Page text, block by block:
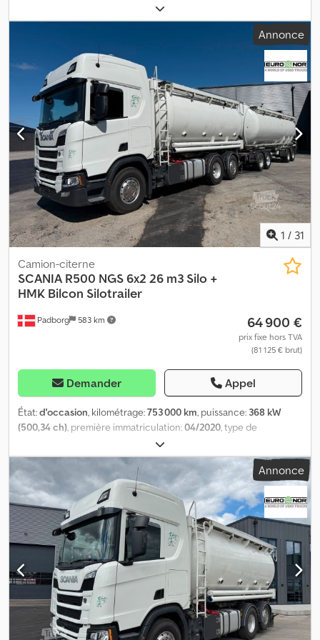
32 000 kg
d'engrenage:mécanique, classe d'émission:Euro 3, Équipement:
, - Retarder - Boîte manuelle - Benne silo
Suspension : Lames de ressort Dwsdjy U Thqepfx Agysa
Annonce
1 / 31
Padborg 583 km
Camion-citerne
SCANIA R500 NGS 6x2 26 m3 Silo +
HMK Bilcon Silotrailer
64 900 €
prix fixe hors TVA
(81 125 € brut)
Demander Appel
État:d'occasion, kilométrage:753 000 km, puissance: 368 kW
(500,34 ch), première immatriculation:04/2020, type de
26 000 kg
essieux, couleur:blanc, type d'engrenage:automatique, classe
d'émission:
, Année de construction: 2020 , Équipement:
ABS, chauffage de stationnement, climatisation, Fabricant :
Scania Modèle : R500 NGS CR20H 6x2 26 m3 Silo Année : 2020
État : Bon Numéro de série : YS2R6X20005582845 Réf. n° : 978129
Djdpfxezayl Ej Agyowa Date d’immatriculation : 15-04-2020
Puissance : 500 ch Kilométrage : 753000 km Boîte de vitesses :
Opticruise GRS905R Norme Euro : 6 Réservoir diesel : 1 Capacité
du réservoir : 500 L Caméra de recul : ? Chauffage cabine : ?
Climatisation : ? Nombre de couchages : 1 Type de cabine : CR20H
Sièges en cuir : ? Radio : ? Réfrigérateur : ? Talkie-walkie : ? Freins
à disque : ? ABS : ? Frein moteur : ? Retarder : ? Dimension des
pneus : 385/65R22,5 - 315/80R22,5 - 385/65R22,5 Taux d’usure des
Annonce